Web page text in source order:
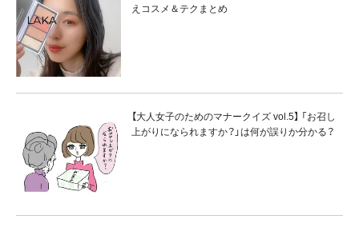
えコスメ＆テクまとめ
【大人女子のためのマナークイズ vol.5】 「お召し
上がりになられますか？」は何が誤りか分かる？